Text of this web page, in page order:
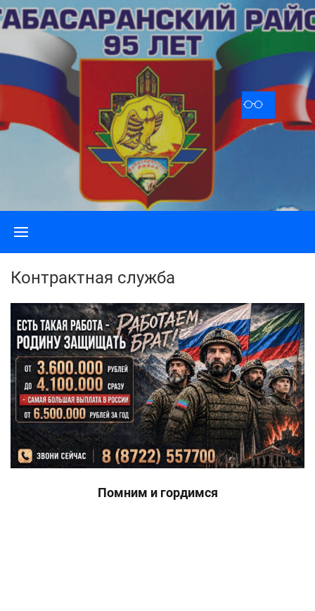
Skip
to
Контрактная служба
Помним и гордимся